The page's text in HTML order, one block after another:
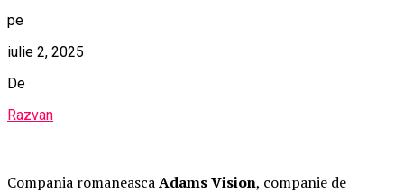
pe
iulie 2, 2025
De
Razvan
Compania romaneascaAdams Vision, companie de